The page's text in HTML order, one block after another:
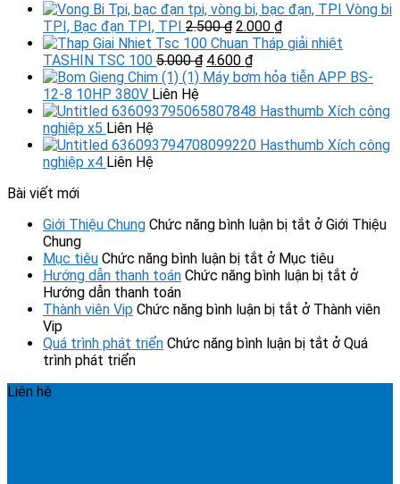
Vòng bi
TPI, Bạc đạn TPI, TPI 2.500₫ 2.000 ₫
Tháp giải nhiệt
TASHIN TSC 100 5.000₫ 4.600 ₫
Máy bơm hỏa tiễn APP BS-
12-8 10HP 380V Liên Hệ
Xích công
nghiệp x5 Liên Hệ
Xích công
nghiệp x4 Liên Hệ
Bài viết mới
Giới Thiệu Chung Chức năng bình luận bị tắt ở Giới Thiệu
Chung
Mục tiêu Chức năng bình luận bị tắt ở Mục tiêu
Hướng dẫn thanh toán Chức năng bình luận bị tắt ở
Hướng dẫn thanh toán
Thành viên Vip Chức năng bình luận bị tắt ở Thành viên
Vip
Quá trình phát triển Chức năng bình luận bị tắt ở Quá
trình phát triển
Liên hệ